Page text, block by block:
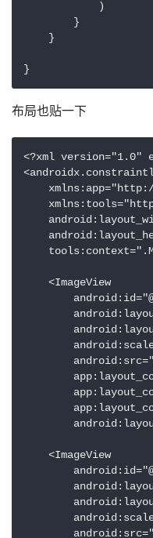
            )
        }
    }
布局也贴一下
<?xml version="1.0"
    <ImageView
    <ImageView